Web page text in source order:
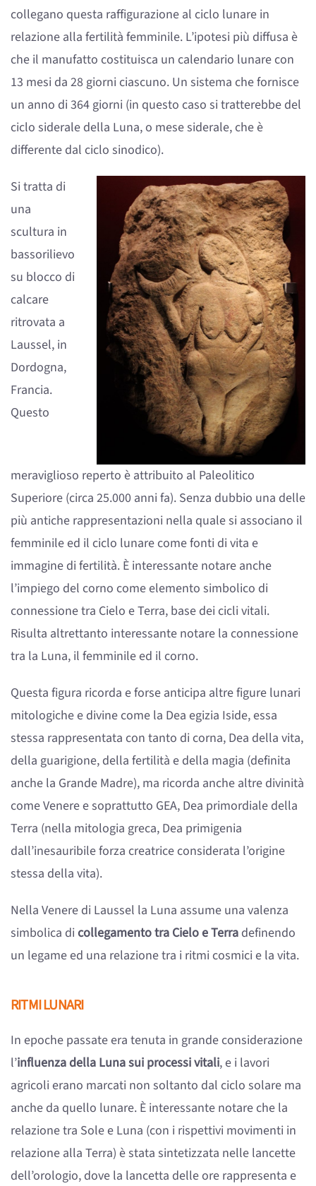
collegano questa raffigurazione al ciclo lunare in
relazione alla fertilità femminile. L’ipotesi più diffusa è
che il manufatto costituisca un calendario lunare con
13 mesi da 28 giorni ciascuno. Un sistema che fornisce
un anno di 364 giorni (in questo caso si tratterebbe del
ciclo siderale della Luna, o mese siderale, che è
differente dal ciclo sinodico).
Si tratta di
una
scultura in
bassorilievo
su blocco di
calcare
ritrovata a
Laussel, in
Dordogna,
Francia.
Questo
meraviglioso reperto è attribuito al Paleolitico
Superiore (circa 25.000 anni fa). Senza dubbio una delle
più antiche rappresentazioni nella quale si associano il
femminile ed il ciclo lunare come fonti di vita e
immagine di fertilità. È interessante notare anche
l’impiego del corno come elemento simbolico di
connessione tra Cielo e Terra, base dei cicli vitali.
Risulta altrettanto interessante notare la connessione
tra la Luna, il femminile ed il corno.
Questa figura ricorda e forse anticipa altre figure lunari
mitologiche e divine come la Dea egizia Iside, essa
stessa rappresentata con tanto di corna, Dea della vita,
della guarigione, della fertilità e della magia (definita
anche la Grande Madre), ma ricorda anche altre divinità
come Venere e soprattutto GEA, Dea primordiale della
Terra (nella mitologia greca, Dea primigenia
dall’inesauribile forza creatrice considerata l’origine
stessa della vita).
Nella Venere di Laussel la Luna assume una valenza
simbolica dicollegamento tra Cielo e Terra definendo
un legame ed una relazione tra i ritmi cosmici e la vita.
RITMI LUNARI
In epoche passate era tenuta in grande considerazione
l’influenza della Luna sui processi vitali, e i lavori
agricoli erano marcati non soltanto dal ciclo solare ma
anche da quello lunare. È interessante notare che la
relazione tra Sole e Luna (con i rispettivi movimenti in
relazione alla Terra) è stata sintetizzata nelle lancette
dell’orologio, dove la lancetta delle ore rappresenta e